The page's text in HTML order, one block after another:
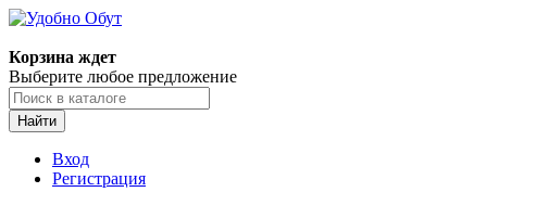
Корзина ждет
Выберите любое предложение
Найти
Вход
Регистрация